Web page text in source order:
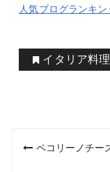
人気ブログランキ
イタリア料理
投 ペコリーノチー